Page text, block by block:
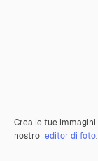
Crea le tue immagini
nostro editor di foto.